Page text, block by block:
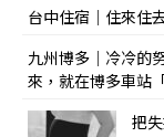
台中住宿｜住來住
九州博多｜冷冷的
來，就在博多車站
把